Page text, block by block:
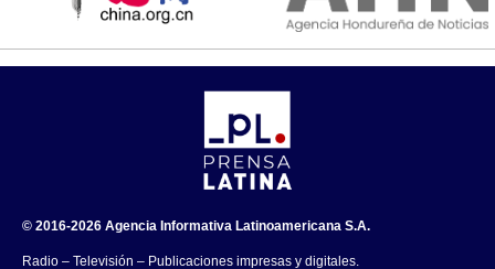
© 2016-2026 Agencia Informativa Latinoamericana S.A.
Radio – Televisión – Publicaciones impresas y digitales.